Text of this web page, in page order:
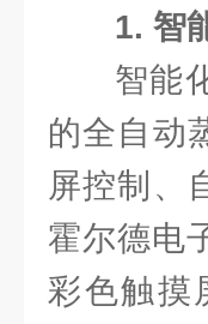
1. 智
智能
的全自动
屏控制、
霍尔德电
彩色触摸